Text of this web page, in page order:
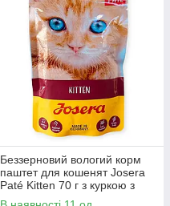
Беззерновий вологий корм
паштет для кошенят Josera
Paté Kitten 70 г з куркою з
лососевою олією, морквою